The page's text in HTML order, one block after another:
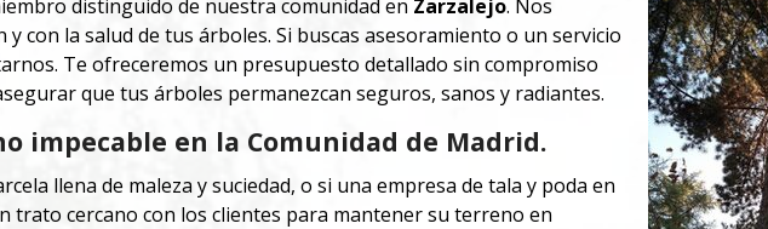
distinguido de nuestra comunidad en Zarzalejo. Nos
con la salud de tus árboles. Si buscas asesoramiento o un servicio
Te ofreceremos un presupuesto detallado sin compromiso
que tus árboles permanezcan seguros, sanos y radiantes.
impecable en la Comunidad de Madrid.
llena de maleza y suciedad, o si una empresa de tala y poda en
trato cercano con los clientes para mantener su terreno en